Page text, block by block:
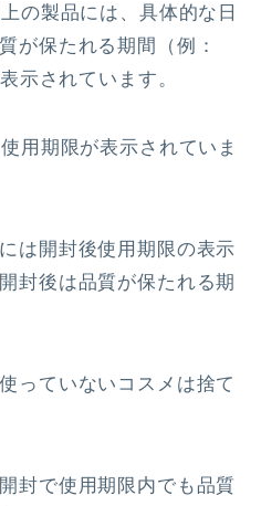
の製品には、具体的な日
が保たれる期間（例：
示されています。
用期限が表示されていま
は開封後使用期限の表示
封後は品質が保たれる期
っていないコスメは捨て
封で使用期限内でも品質